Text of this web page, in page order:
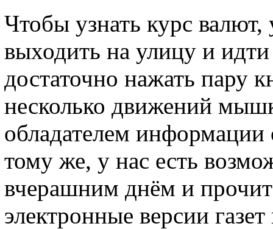
Чтобы узнать курс
выходить на улицу и
достаточно нажать пару
несколько движений
обладателем
тому же, у нас есть
вчерашним днём и
электронные версии